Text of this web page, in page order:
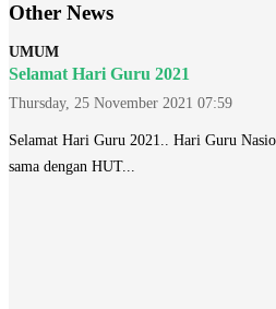
Other News
UMUM
Selamat Hari Guru 2021
Thursday, 25 November 2021 07:59
Selamat Hari Guru 2021.. Hari Guru
sama dengan HUT...